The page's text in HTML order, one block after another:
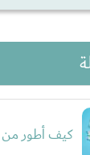
كيف أطور